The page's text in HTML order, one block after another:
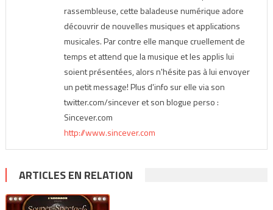
rassembleuse, cette baladeuse numérique adore
découvrir de nouvelles musiques et applications
musicales. Par contre elle manque cruellement de
temps et attend que la musique et les applis lui
soient présentées, alors n'hésite pas à lui envoyer
un petit message! Plus d'info sur elle via son
twitter.com/sincever et son blogue perso :
Sincever.com
http://www.sincever.com
ARTICLES EN RELATION